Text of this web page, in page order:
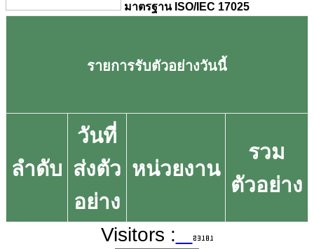
มาตรฐาน ISO/IEC 17025
รายการรับตัวอย่างวันนี้
ลำดับ
วันที่
ส่งตัว
อย่าง
หน่วยงาน
รวม
ตัวอย่าง
Visitors :